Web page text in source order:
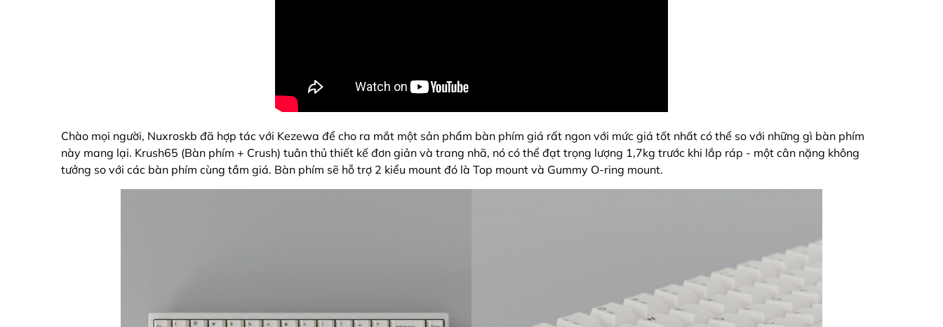
Chào mọi người, Nuxroskb đã hợp tác với Kezewa để cho ra mắt một sản phẩm bàn phím giá rất ngon với mức giá tốt nhất có thể so với những gì bàn phím
này mang lại. Krush65 (Bàn phím + Crush) tuân thủ thiết kế đơn giản và trang nhã, nó có thể đạt trọng lượng 1,7kg trước khi lắp ráp - một cân nặng không
tưởng so với các bàn phím cùng tầm giá. Bàn phím sẽ hỗ trợ 2 kiểu mount đó là Top mount và Gummy O-ring mount.